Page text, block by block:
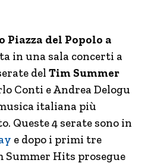
Piazza del Popolo a
in una sala concerti a
del Tim Summer
Conti e Andrea Delogu
italiana più
Queste 4 serate sono in
e dopo i primi tre
Hits prosegue